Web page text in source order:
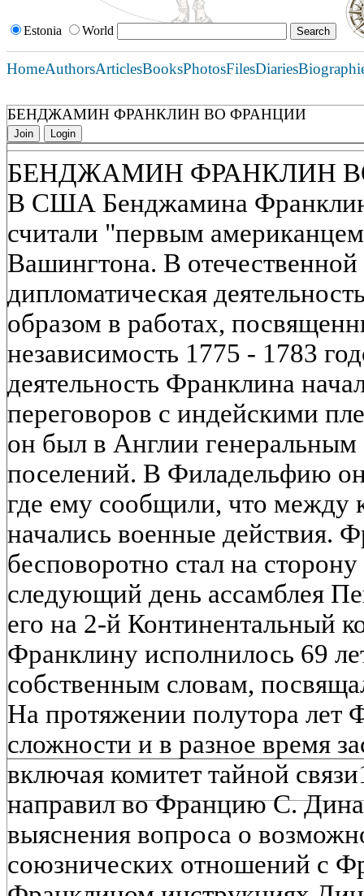
Estonia World
HomeAuthorsArticlesBooksPhotosFilesDiaries
БЕНДЖАМИН ФРАНКЛИН ВО ФРАНЦИИ
Join Login
БЕНДЖАМИН ФРАНКЛИН
В США Бенджамина
считали "первым
Вашингтона. В отечественной
дипломатическая
образом в работах,
независимость 1775 - 1783
деятельность Франклина
переговоров с индейскими
он был в Англии генеральным
поселений. В Филадельфию
где ему сообщили, что между
начались военные действия.
бесповоротно стал на
следующий день ассамблея
его на 2-й Континентальный
Франклину исполнилось 69
собственным словам,
На протяжении полутора лет
сложности и в разное время
включая комитет тайной
направил во Францию С.
выяснения вопроса о
союзнических отношений с